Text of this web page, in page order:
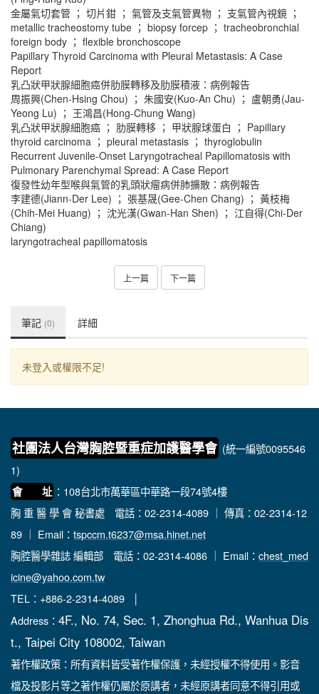
金屬氣切套管 ； 切片鉗 ； 氣管及支氣管異物 ； 支氣管內視鏡 ；
metallic tracheostomy tube ； biopsy forcep ； tracheobronchial
foreign body ； flexible bronchoscope
Papillary Thyroid Carcinoma with Pleural Metastasis: A Case
Report
乳凸狀甲狀腺細胞癌併肋膜轉移及肋膜積液：病例報告
周振興(Chen-Hsing Chou) ； 朱國安(Kuo-An Chu) ； 盧朝勇(Jau-
Yeong Lu) ； 王鴻昌(Hong-Chung Wang)
乳凸狀甲狀腺細胞癌 ； 肋膜轉移 ； 甲狀腺球蛋白 ； Papillary
thyroid carcinoma ； pleural metastasis ； thyroglobulin
Recurrent Juvenile-Onset Laryngotracheal Papillomatosis with
Pulmonary Parenchymal Spread: A Case Report
復發性幼年型喉與氣管的乳頭狀瘤病併肺擴散：病例報告
李建德(Jiann-Der Lee) ； 張基晟(Gee-Chen Chang) ； 黃枝梅
(Chih-Mei Huang) ； 沈光漢(Gwan-Han Shen) ； 江自得(Chi-Der
Chiang)
laryngotracheal papillomatosis
上一篇 下一篇
筆記 (0) 詳細
未登入或權限不足!
社團法人台灣胸腔暨重症加護醫學會 (統一編號0095546
1)
會 址 ：108台北市萬華區中華路一段74號4樓
胸 重 醫 學 會 秘書處 電話：02-2314-4089 ｜ 傳真：02-2314-12
89 ｜ Email： tspccm.t6237@msa.hinet.net
胸腔醫學雜誌 編輯部 電話：02-2314-4086 ｜ Email： chest_med
icine@yahoo.com.tw
TEL：+886-2-2314-4089 │
Address： 4F., No. 74, Sec. 1, Zhonghua Rd., Wanhua Dis
t., Taipei City 108002, Taiwan
著作權政策：所有資料皆受著作權保護，未經授權不得使用。影音
檔及投影片等之著作權仍屬於原講者，未經原講者同意不得引用或